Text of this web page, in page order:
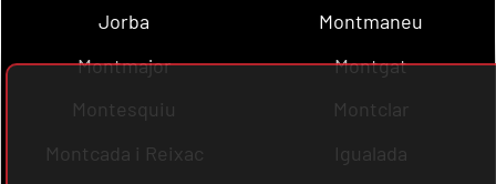
Jorba
Montmaneu
Montmajor
Montgat
Montesquiu
Montclar
Montcada i Reixac
Igualada